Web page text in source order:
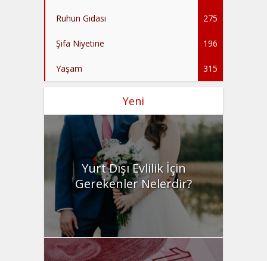
Ruhun Gıdası 275
Şifa Niyetine 196
Yaşam 315
Yeni
Yurt Dışı Evlilik İçin
Gerekenler Nelerdir?